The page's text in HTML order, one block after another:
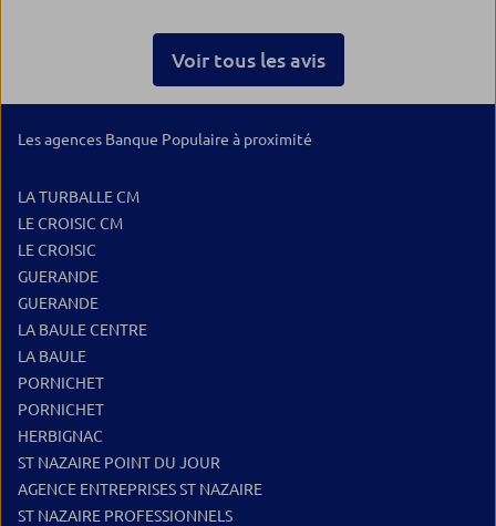
Voir tous les avis
Les agences Banque Populaire à proximité
LA TURBALLE CM
LE CROISIC CM
LE CROISIC
GUERANDE
GUERANDE
LA BAULE CENTRE
LA BAULE
PORNICHET
PORNICHET
HERBIGNAC
ST NAZAIRE POINT DU JOUR
AGENCE ENTREPRISES ST NAZAIRE
ST NAZAIRE PROFESSIONNELS